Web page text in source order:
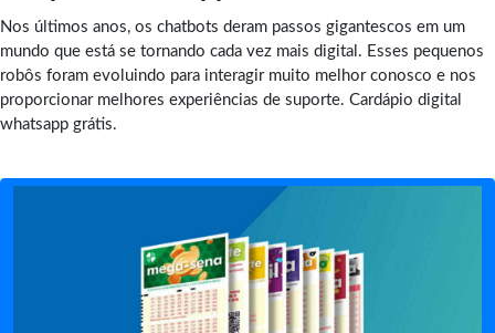
Nos últimos anos, os chatbots deram passos gigantescos em um
mundo que está se tornando cada vez mais digital. Esses pequenos
robôs foram evoluindo para interagir muito melhor conosco e nos
proporcionar melhores experiências de suporte. Cardápio digital
whatsapp grátis.